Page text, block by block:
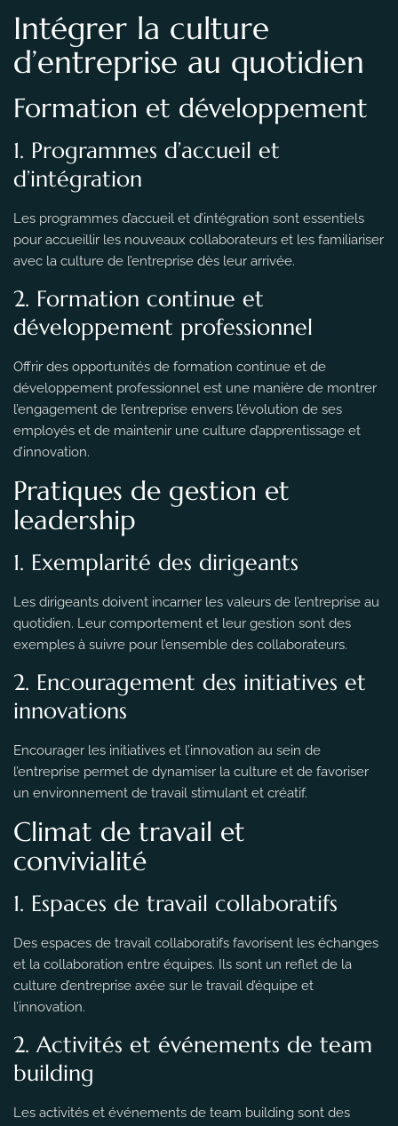
Intégrer la culture
d’entreprise au quotidien
Formation et développement
1. Programmes d’accueil et
d’intégration
Les programmes d’accueil et d’intégration sont essentiels
pour accueillir les nouveaux collaborateurs et les familiariser
avec la culture de l’entreprise dès leur arrivée.
2. Formation continue et
développement professionnel
Offrir des opportunités de formation continue et de
développement professionnel est une manière de montrer
l’engagement de l’entreprise envers l’évolution de ses
employés et de maintenir une culture d’apprentissage et
d’innovation.
Pratiques de gestion et
leadership
1. Exemplarité des dirigeants
Les dirigeants doivent incarner les valeurs de l’entreprise au
quotidien. Leur comportement et leur gestion sont des
exemples à suivre pour l’ensemble des collaborateurs.
2. Encouragement des initiatives et
innovations
Encourager les initiatives et l’innovation au sein de
l’entreprise permet de dynamiser la culture et de favoriser
un environnement de travail stimulant et créatif.
Climat de travail et
convivialité
1. Espaces de travail collaboratifs
Des espaces de travail collaboratifs favorisent les échanges
et la collaboration entre équipes. Ils sont un reflet de la
culture d’entreprise axée sur le travail d’équipe et
l’innovation.
2. Activités et événements de team
building
Les activités et événements de team building sont des